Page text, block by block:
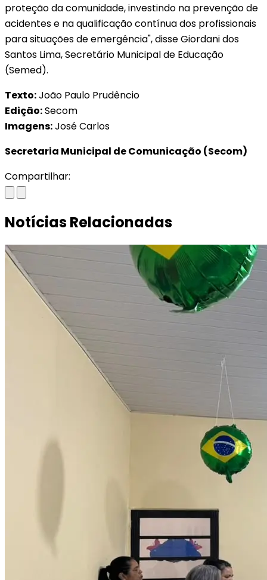
proteção da comunidade, investindo na prevenção de
acidentes e na qualificação contínua dos profissionais
para situações de emergência", disse Giordani dos
Santos Lima, Secretário Municipal de Educação
(Semed).
Texto:João Paulo Prudêncio
Edição:Secom
Imagens:José Carlos
Secretaria Municipal de Comunicação (Secom)
Compartilhar:
Notícias Relacionadas